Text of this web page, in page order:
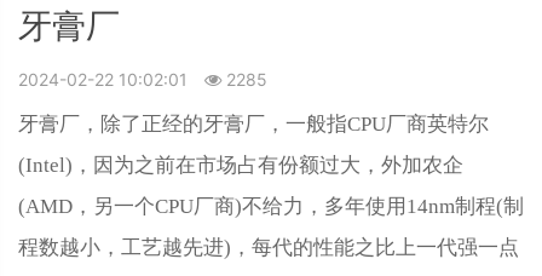
牙膏厂
2024-02-22 10:02:01 2285
牙膏厂，除了正经的牙膏厂，一般指CPU厂商英特尔
(Intel)，因为之前在市场占有份额过大，外加农企
(AMD，另一个CPU厂商)不给力，多年使用14nm制程(制
程数越小，工艺越先进)，每代的性能之比上一代强一点